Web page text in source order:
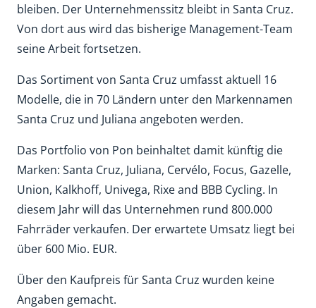
bleiben. Der Unternehmenssitz bleibt in Santa Cruz.
Von dort aus wird das bisherige Management-Team
seine Arbeit fortsetzen.
Das Sortiment von Santa Cruz umfasst aktuell 16
Modelle, die in 70 Ländern unter den Markennamen
Santa Cruz und Juliana angeboten werden.
Das Portfolio von Pon beinhaltet damit künftig die
Marken: Santa Cruz, Juliana, Cervélo, Focus, Gazelle,
Union, Kalkhoff, Univega, Rixe and BBB Cycling. In
diesem Jahr will das Unternehmen rund 800.000
Fahrräder verkaufen. Der erwartete Umsatz liegt bei
über 600 Mio. EUR.
Über den Kaufpreis für Santa Cruz wurden keine
Angaben gemacht.